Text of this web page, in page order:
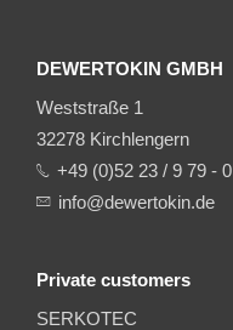
DEWERTOKIN GMBH
Weststraße 1
32278 Kirchlengern
+49 (0)52 23 / 9 79 - 0
info@dewertokin.de
Private customers
SERKOTEC